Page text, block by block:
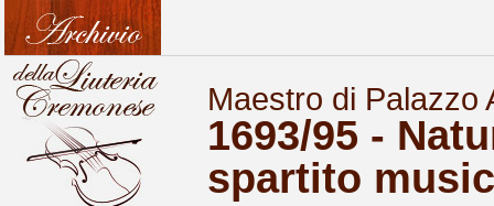
Maestro di Palazzo
1693/95 -
spartito